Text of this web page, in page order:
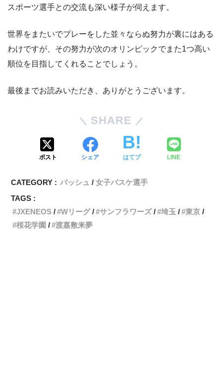
スポーツ選手との交流も深い様子が伺えます。
世界をまたいでプレーをした並々ならぬ努力が裏にはある
わけですが、その努力が次のオリンピックでまた1つ高い
順位を目指してくれることでしょう。
最後までお読みいただき、ありがとうございます。
SHARE
ポスト シェア はてブ LINE
CATEGORY : バッシュ
女子バスケ選手
TAGS :
JXENEOS
Wリーグ サンフラワーズ 埼玉
東京
桜花学園
渡嘉敷来夢